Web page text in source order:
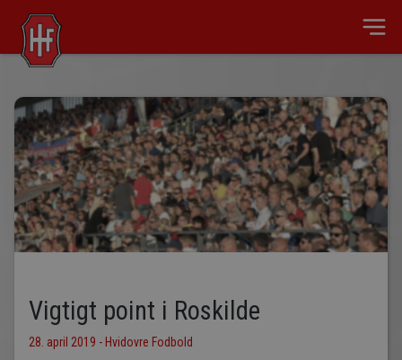
Vigtigt point i Roskilde
28. april 2019 - Hvidovre Fodbold